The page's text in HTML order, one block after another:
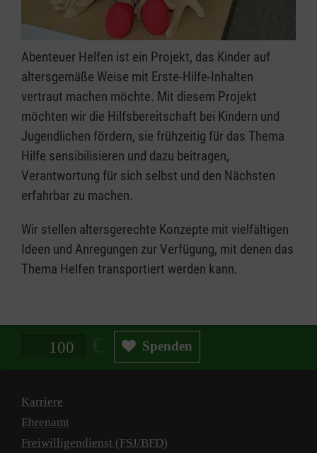
Abenteuer Helfen ist ein Projekt, das Kinder auf
altersgemäße Weise mit Erste-Hilfe-Inhalten
vertraut machen möchte. Mit diesem Projekt
möchten wir die Hilfsbereitschaft bei Kindern und
Jugendlichen fördern, sie frühzeitig für das Thema
Hilfe sensibilisieren und dazu beitragen,
Verantwortung für sich selbst und den Nächsten
erfahrbar zu machen.
Wir stellen altersgerechte Konzepte mit vielfältigen
Ideen und Anregungen zur Verfügung, mit denen das
Thema Helfen transportiert werden kann.
Spendenbetrag in Euro Spenden
Karriere
Ehrenamt
Freiwilligendienst (FSJ/BFD)